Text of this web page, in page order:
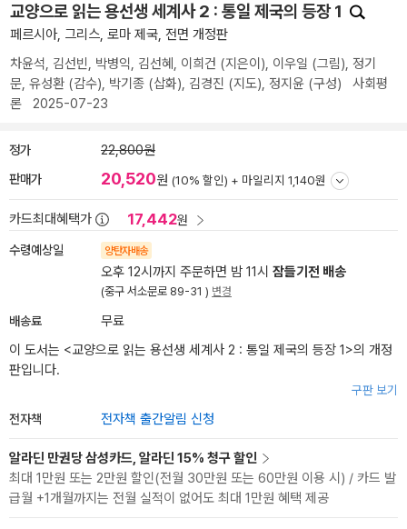
교양으로 읽는 용선생 세계사 2 : 통일 제국의 등장 1
페르시아, 그리스, 로마 제국, 전면 개정판
차윤석, 김선빈, 박병익, 김선혜 , 이희건 (지은이), 이우일 (그림), 정기
문, 유성환 (감수), 박기종 (삽화), 김경진 (지도), 정지윤 (구성) 사회평
론 2025-07-23
정가 22,800원
판매가 20,520원 (10% 할인) + 마일리지 1,140원
카드최대혜택가 17,442원
수령예상일 양탄자배송
오후 12시까지 주문하면 밤 11시 잠들기전 배송
(중구 서소문로 89-31 ) 변경
배송료
무료
이 도서는 <교양으로 읽는 용선생 세계사 2 : 통일 제국의 등장 1>의 개정
판입니다.
구판 보기
전자책 전자책 출간알림 신청
알라딘 만권당 삼성카드, 알라딘 15% 청구 할인
최대 1만원 또는 2만원 할인(전월 30만원 또는 60만원 이용 시) / 카드 발
급월 +1개월까지는 전월 실적이 없어도 최대 1만원 혜택 제공